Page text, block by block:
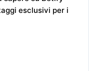
esclusivi per i